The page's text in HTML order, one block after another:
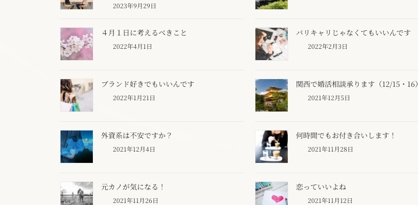
2023年9月29日
４月１日に考えるべきこと
2022年4月1日
バリキャリじゃなくてもいいんです
2022年2月3日
ブランド好きでもいいんです
2022年1月21日
関西で婚活相談承ります（12/15・16）
2021年12月5日
外資系は不安ですか？
2021年12月4日
何時間でもお付き合いします！
2021年11月28日
元カノが気になる！
2021年11月26日
恋っていいよね
2021年11月12日